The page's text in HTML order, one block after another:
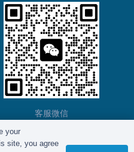
服务于金融、通信、能
业的大型客户。
客服微信
your
site, you agree